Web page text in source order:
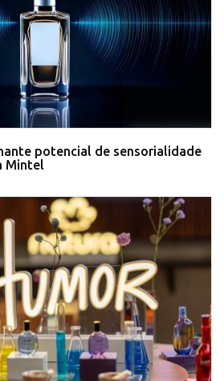
potencial de sensorialidade
Mintel